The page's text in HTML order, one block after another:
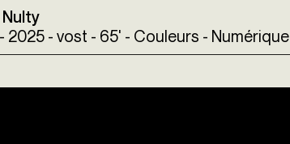
2025 - vost - 65' - Couleurs - Numérique